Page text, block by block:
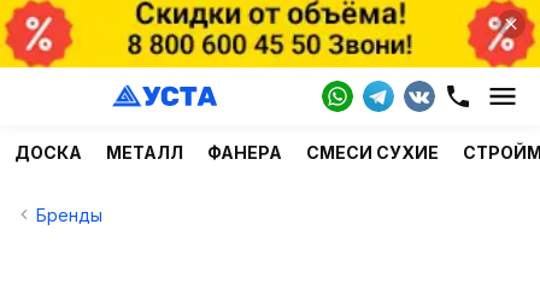
ДОСКА МЕТАЛЛ ФАНЕРА СМЕСИ СУХИЕ
Бренды